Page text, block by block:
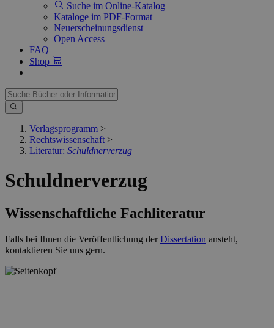
Suche im Online-Katalog
Kataloge im PDF-Format
Neuerscheinungsdienst
Open Access
FAQ
Shop
Verlagsprogramm >
Rechtswissenschaft >
Literatur: Schuldnerverzug
Schuldnerverzug
Wissenschaftliche Fachliteratur
Falls bei Ihnen die Veröffentlichung derDissertation ansteht,
kontaktieren Sie uns gern.